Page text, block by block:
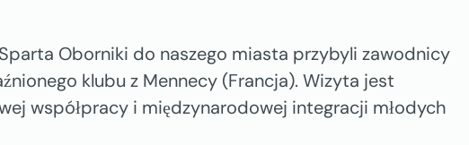
Sparta Oborniki do naszego miasta przybyli zawodnicy
klubu z Mennecy (Francja). Wizyta jest
współpracy i międzynarodowej integracji młodych